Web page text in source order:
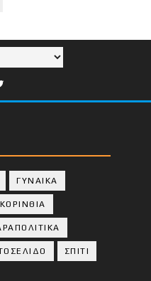
ΓΥΝΑΙΚΑ
ΚΟΡΙΝΘΙΑ
ΣΠΙΤΙ